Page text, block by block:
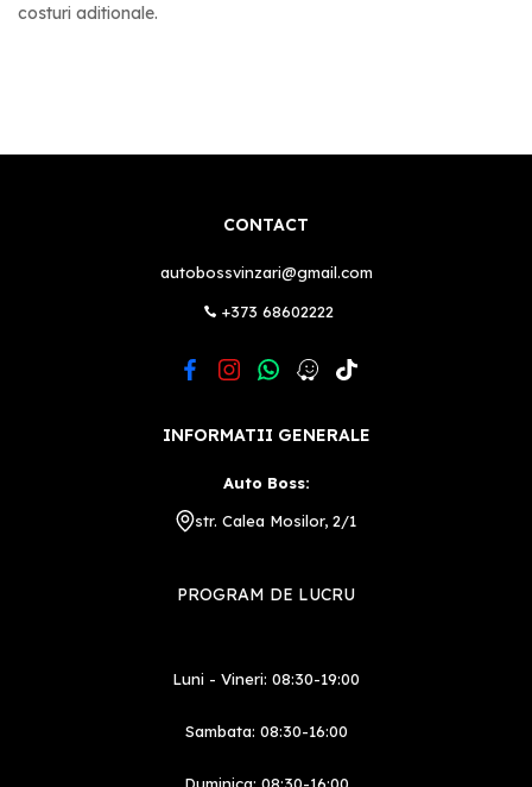
costuri aditionale.
CONTACT
autobossvinzari@gmail.com
+373 68602222
INFORMATII GENERALE
Auto Boss:
str. Calea Mosilor, 2/1
PROGRAM DE LUCRU
Luni - Vineri: 08:30-19:00
Sambata: 08:30-16:00
Duminica: 08:30-16:00